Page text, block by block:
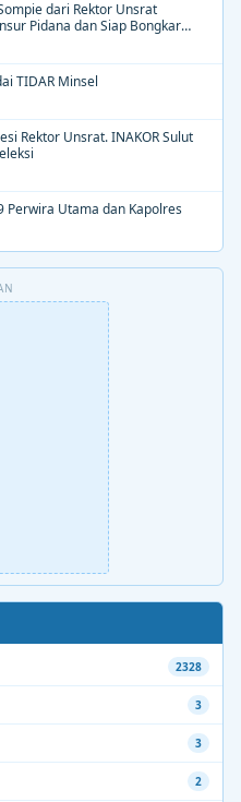
dari Rektor Unsrat
Pidana dan Siap Bongkar
TIDAR Minsel
Rektor Unsrat. INAKOR Sulut
Perwira Utama dan Kapolres
2328
3
3
2